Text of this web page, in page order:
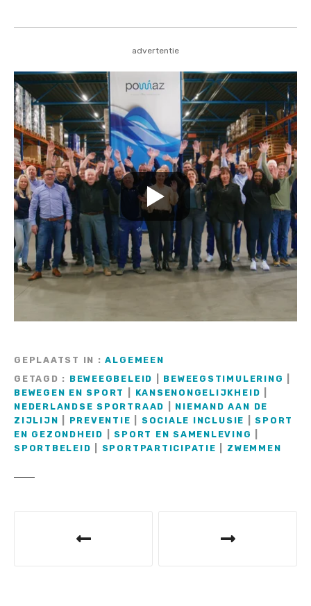
advertentie
GEPLAATST IN
ALGEMEEN
GETAGD
BEWEEGBELEID BEWEEGSTIMULERING
BEWEGEN EN SPORT
KANSENONGELIJKHEID
NEDERLANDSE SPORTRAAD
NIEMAND AAN DE
ZIJLIJN
PREVENTIE SOCIALE INCLUSIE |SPORT
EN GEZONDHEID
|SPORT EN SAMENLEVING
SPORTBELEID
SPORTPARTICIPATIE ZWEMMEN